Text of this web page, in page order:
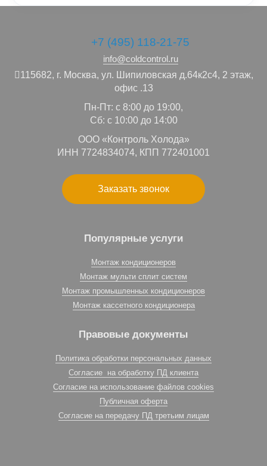
+7 (495) 118-21-75
info@coldcontrol.ru
115682, г. Москва, ул. Шипиловская д.64к2с4, 2 этаж,
офис .13
Пн-Пт: с 8:00 до 19:00,
Сб: с 10:00 до 14:00
ООО «Контроль Холода»
ИНН 7724834074, КПП 772401001
Заказать звонок
Популярные услуги
Монтаж кондиционеров
Монтаж мульти сплит систем
Монтаж промышленных кондиционеров
Монтаж кассетного кондиционера
Правовые документы
Политика обработки персональных данных
Согласие на обработку ПД клиента
Согласие на использование файлов cookies
Публичная оферта
Согласие на передачу ПД третьим лицам